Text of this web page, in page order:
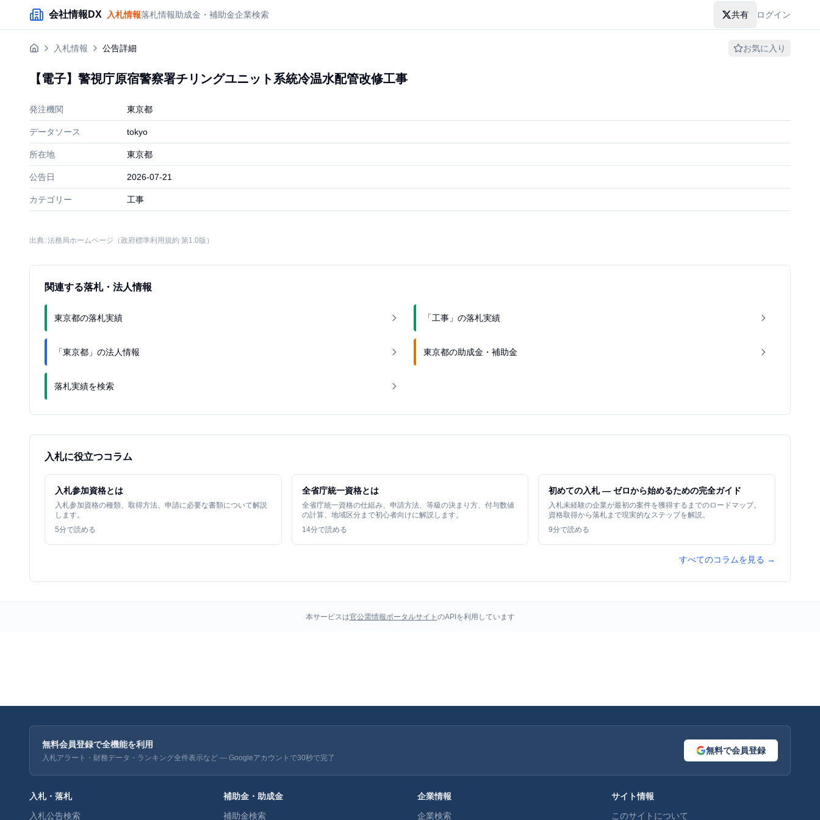
メインコンテンツにスキップ
会社情報DX 入札情報落札情報助成金・補助金企業検索 共有 ログイン
入札情報 公告詳細 お気に入り
【電子】警視庁原宿警察署チリングユニット系統冷温水配管改修工事
発注機関 東京都
データソース tokyo
所在地 東京都
公告日 2026-07-21
カテゴリー 工事
出典: 法務局ホームページ（政府標準利用規約 第1.0版）
関連する落札・法人情報
東京都の落札実績 「工事」の落札実績
「東京都」の法人情報 東京都の助成金・補助金
落札実績を検索
入札に役立つコラム
入札参加資格とは
入札参加資格の種類、取得方法、申請に必要な書類について解説
します。
5分で読める
全省庁統一資格とは
全省庁統一資格の仕組み、申請方法、等級の決まり方、付与数値
の計算、地域区分まで初心者向けに解説します。
14分で読める
初めての入札 — ゼロから始めるための完全ガイド
入札未経験の企業が最初の案件を獲得するまでのロードマップ。
資格取得から落札まで現実的なステップを解説。
9分で読める
すべてのコラムを見る →
本サービスは官公需情報ポータルサイト のAPIを利用しています
無料会員登録で全機能を利用
入札アラート・財務データ・ランキング全件表示など — Googleアカウントで30秒で完了
無料で会員登録
入札・落札
入札公告検索
補助金・助成金
補助金検索
企業情報
企業検索
サイト情報
このサイトについて